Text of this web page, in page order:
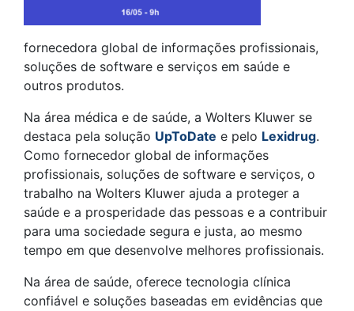
fornecedora global de informações profissionais,
soluções de software e serviços em saúde e
outros produtos.
Na área médica e de saúde, a Wolters Kluwer se
destaca pela solução UpToDate e pelo Lexidrug.
Como fornecedor global de informações
profissionais, soluções de software e serviços, o
trabalho na Wolters Kluwer ajuda a proteger a
saúde e a prosperidade das pessoas e a contribuir
para uma sociedade segura e justa, ao mesmo
tempo em que desenvolve melhores profissionais.
Na área de saúde, oferece tecnologia clínica
confiável e soluções baseadas em evidências que